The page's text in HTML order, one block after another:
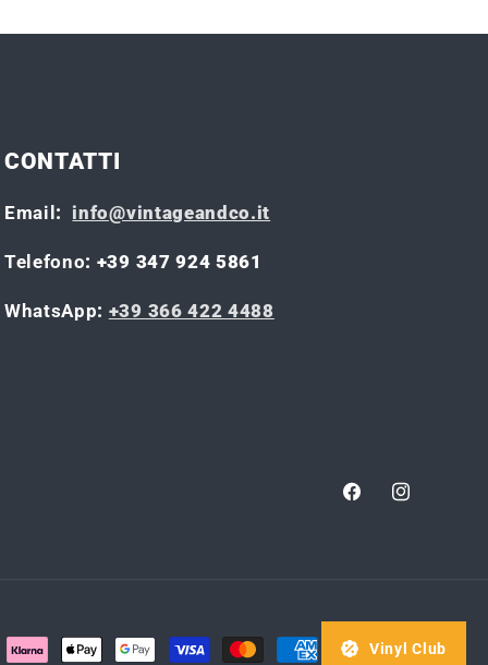
CONTATTI
Email:info@vintageandco.it
Telefono: +39 347 924 5861
WhatsApp: +39 366 422 4488
FacebookInstagram
Vinyl Club